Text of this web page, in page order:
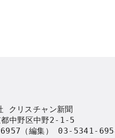
クリスチャン新聞
中野区中野2-1-5
（編集） 03-5341-